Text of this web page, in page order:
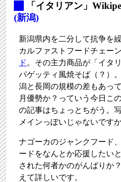
「イタリアン」
(新潟)
新潟県内を二分して抗争を
カルファストフードチェー
ド 。その主力商品が「イタ
パゲッティ風焼そば（？）
潟と長岡の規模の差もあっ
月優勢か？っていう今日こ
の記事はちょっとちがう。
メインっぽいじゃないですか
ナゴーカのジャンクフード
ードをなんとか応援したい
された何者かのがんばりか
えて詳しいです。